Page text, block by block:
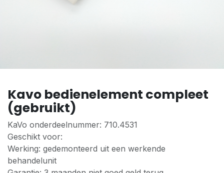
Kavo bedienelement compleet
(gebruikt)
KaVo onderdeelnummer: 710.4531
Geschikt voor:
Werking: gedemonteerd uit een werkende
behandelunit